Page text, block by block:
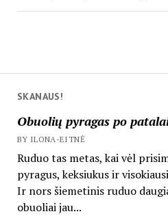
SKANAUS!
Obuolių pyragas po
BY ILONA-EITNĖ
Ruduo tas metas, kai vėl
pyragus, keksiukus ir
Ir nors šiemetinis ruduo
obuoliai jau...